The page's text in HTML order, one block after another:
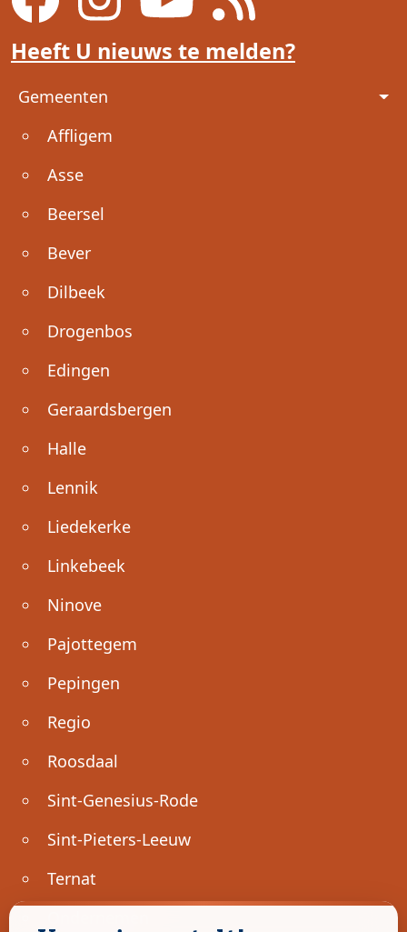
Heeft U nieuws te melden?
Voet
Gemeenten
Affligem
Asse
Beersel
Bever
Dilbeek
Drogenbos
Edingen
Geraardsbergen
Halle
Lennik
Liedekerke
Linkebeek
Ninove
Pajottegem
Pepingen
Regio
Roosdaal
Sint-Genesius-Rode
Sint-Pieters-Leeuw
Ternat